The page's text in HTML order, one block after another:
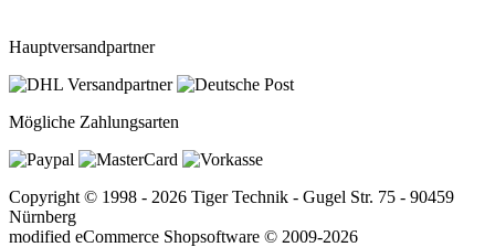
Hauptversandpartner
Mögliche Zahlungsarten
Copyright © 1998 - 2026 Tiger Technik - Gugel Str. 75 - 90459
Nürnberg
modified eCommerce Shopsoftware © 2009-2026